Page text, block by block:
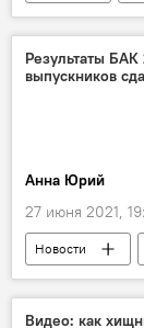
многоэтажка
Результаты БАК
выпускников
Анна Юрий
27 июня 2021,
Новости
бакалавр
Абитуриент-2021
Видео: как